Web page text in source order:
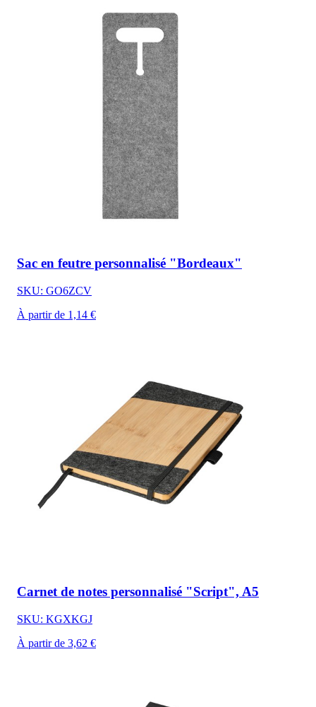
Sac en feutre personnalisé "Bordeaux"
SKU: GO6ZCV
À partir de 1,14 €
Carnet de notes personnalisé "Script", A5
SKU: KGXKGJ
À partir de 3,62 €